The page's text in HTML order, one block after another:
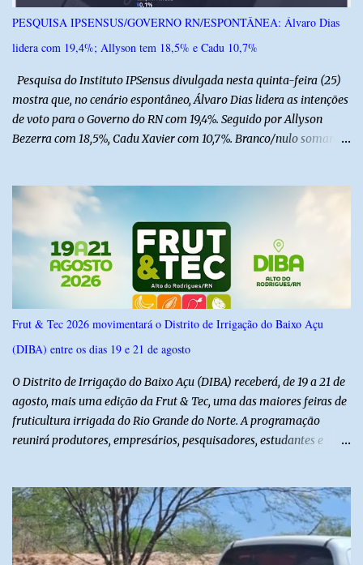
PESQUISA IPSENSUS/GOVERNO RN/ESPONTÂNEA: Álvaro Dias
lidera com 19,4%; Allyson tem 18,5% e Cadu 10,7%
Pesquisa do Instituto IPSensus divulgada nesta quinta-feira (25)
mostra que, no cenário espontâneo, Álvaro Dias lidera as intenções
de voto para o Governo do RN com 19,4%. Seguido por Allyson
Bezerra com 18,5%, Cadu Xavier com 10,7%. Branco/nulo somaram
do Norte entre os dias 18 e 22 de junho de 2026. O levantamento
possui margem de erro de 2,5 pontos percentuais e nível de
confiança de 95%. Registro no TSE: RN-09520/2026
Frut & Tec 2026 movimentará o Distrito de Irrigação do Baixo Açu
(DIBA) entre os dias 19 e 21 de agosto
O Distrito de Irrigação do Baixo Açu (DIBA) receberá, de 19 a 21 de
agosto, mais uma edição da Frut & Tec, uma das maiores feiras de
fruticultura irrigada do Rio Grande do Norte. A programação
reunirá produtores, empresários, pesquisadores, estudantes e
instituições e tecnologias voltadas ao setor. Além das atividades
técnicas, a feira contará com programação cultural. No dia 20 de
agosto, o público poderá prestigiar o show de humor com Mução,
seguido de apresentação musical de Vê Barreto. A Frut & Tec